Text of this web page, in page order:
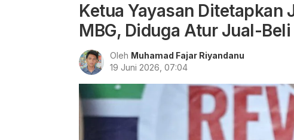
Ketua Yayasan Ditetapkan
MBG, Diduga Atur Jual-
Oleh Muhamad Fajar Riyandanu
19 Juni 2026, 07:04